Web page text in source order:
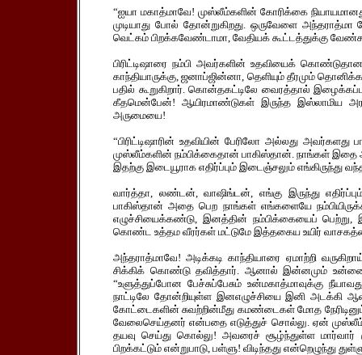
“ஐயா மகாத்மாவே! முஸ்லீம்களின் கோரிக்கை
முடியாது போல் தோன்றுகிறது. ஒருவேளை
வெட்கம் பிறக்கவேண்டாமா, வேதியக் கூட்டத்துக்கு
பிரிட்டிஷாரை நம்பி அவர்களின் உதவியைக்
காந்தியாருக்கு, ஜனாப்ஜின்னா, தெளியும் தீரமும்
பதில் கூறுகிறார். கொன்தகட்டிலே வைரத்தால்
கீதமென்பேன்! ஆயிரமாண்டுகள் இருந்த இஸ்லாமிய
அருமையை!
“பிரிட்டிஷாரின் உதவியின் பேரிலோ அல்லது
முஸ்லீம்களின் நம்பிக்கைதான் பாகிஸ்தான். நாங்கள் இதை
இதற்கு இடையூராக எதிர்ப்பும் இடைஞ்சலும் எங்கிருந்து
வார்த்தா, லண்டன், வாஷிங்டன், எங்கு இருந்து
பாகிஸ்தான் அதை பெற நாங்கள் எங்களையே
எழுச்சியைக்கண்டு, இனத்தின் நம்பிக்கையைப் பெற்று,
கொண்ட உத்தம வீரர்கள் மட்டுமே இத்தகைய உயிர்
அந்தராத்மாவே! அடிக்கடி காந்தியாரை ஏமாற்றி
சிக்கிக் கொண்டு தவித்தார். ஆனால் இன்னமும் உன்னை
“உளுத்துப்போன பேச்சுப்பேசும் உன்மகாத்மாவுக்கு
நாட்டிலே தோன்றியுள்ள இனஎழுச்சியை இனி அடக்கி
கோட்டைகளின் சுவற்றின்மீது கமண்டைகள் மோத
வேலைசெய்தனர் என்பதை எடுத்துச் சொல்லு. ஏன்
தயவு செய்து கொல்லு! அவரைச் சூழ்ந்துள்ள மார்வார்
பிறக்கட்டும் என்றுபாடு, பள்ளு! விடிந்தது என்றெழுந்து